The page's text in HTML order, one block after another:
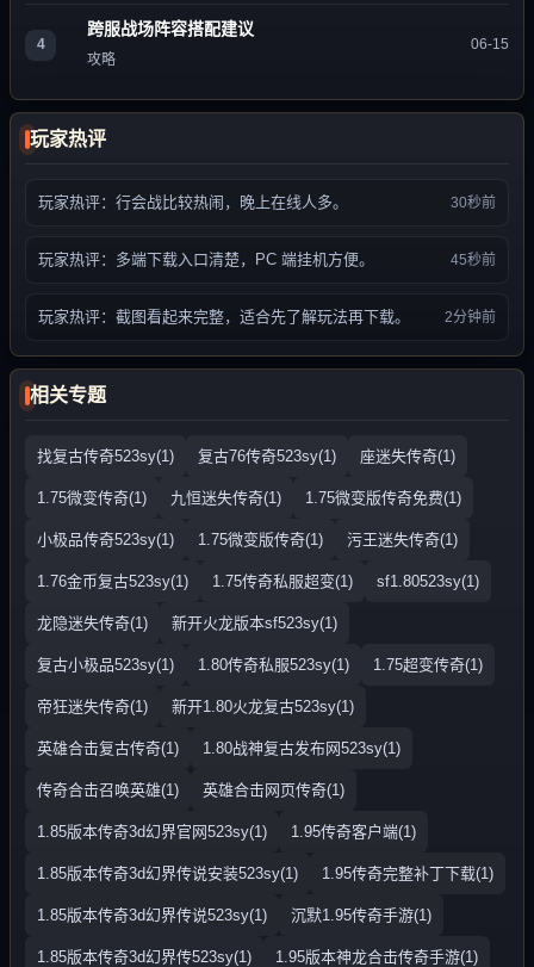
4
跨服战场阵容搭配建议
攻略
06-15
玩家热评
玩家热评：行会战比较热闹，晚上在线人多。 30秒前
玩家热评：多端下载入口清楚，PC 端挂机方便。 45秒前
玩家热评：截图看起来完整，适合先了解玩法再下载。 2分钟前
相关专题
找复古传奇523sy(1) 复古76传奇523sy(1) 座迷失传奇(1)
1.75微变传奇(1) 九恒迷失传奇(1) 1.75微变版传奇免费(1)
小极品传奇523sy(1) 1.75微变版传奇(1) 污王迷失传奇(1)
1.76金币复古523sy(1) 1.75传奇私服超变(1) sf1.80523sy(1)
龙隐迷失传奇(1) 新开火龙版本sf523sy(1)
复古小极品523sy(1) 1.80传奇私服523sy(1) 1.75超变传奇(1)
帝狂迷失传奇(1) 新开1.80火龙复古523sy(1)
英雄合击复古传奇(1) 1.80战神复古发布网523sy(1)
传奇合击召唤英雄(1) 英雄合击网页传奇(1)
1.85版本传奇3d幻界官网523sy(1) 1.95传奇客户端(1)
1.85版本传奇3d幻界传说安装523sy(1) 1.95传奇完整补丁下载(1)
1.85版本传奇3d幻界传说523sy(1) 沉默1.95传奇手游(1)
1.85版本传奇3d幻界传523sy(1) 1.95版本神龙合击传奇手游(1)